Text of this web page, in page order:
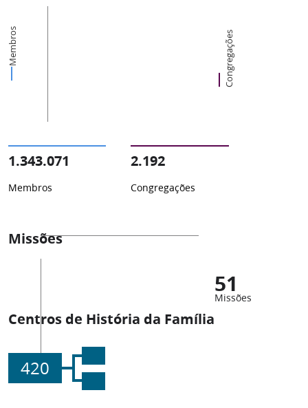
Membros Congregações
1.343.071
Membros
2.192
Congregações
Missões
51
Missões
Centros de História da Família
420